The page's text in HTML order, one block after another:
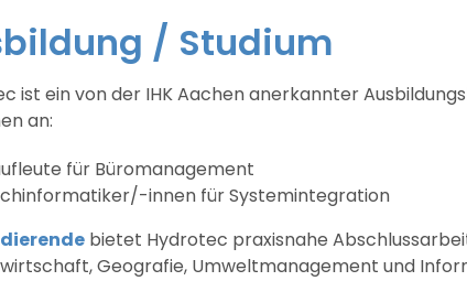
/ Studium
ist ein von der IHK Aachen anerkannter
an:
für Büromanagement
innen für Systemintegration
bietet Hydrotec praxisnahe
Geografie, Umweltmanagement und